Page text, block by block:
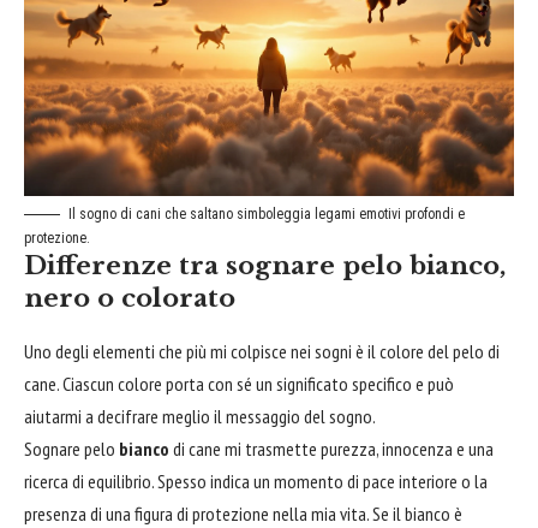
Il sogno di cani che saltano simboleggia legami emotivi profondi e
protezione.
Differenze tra sognare pelo bianco,
nero o colorato
Uno degli elementi che più mi colpisce nei sogni è il colore del pelo di
cane. Ciascun colore porta con sé un significato specifico e può
aiutarmi a decifrare meglio il messaggio del sogno.
Sognare pelo bianco di cane mi trasmette purezza, innocenza e una
ricerca di equilibrio. Spesso indica un momento di pace interiore o la
presenza di una figura di protezione nella mia vita. Se il bianco è